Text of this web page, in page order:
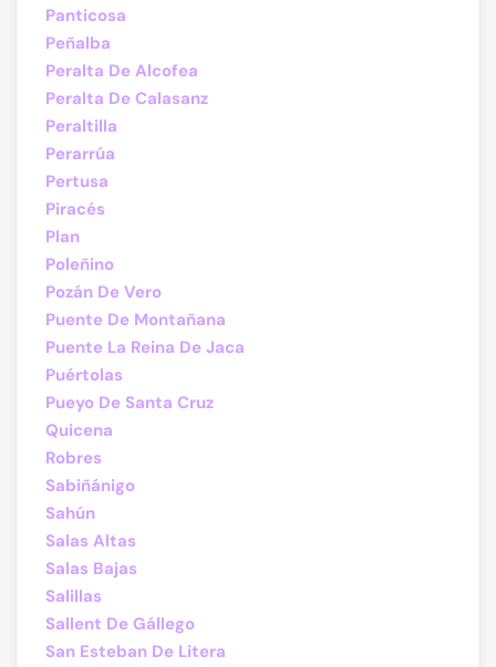
Panticosa
Peñalba
Peralta De Alcofea
Peralta De Calasanz
Peraltilla
Perarrúa
Pertusa
Piracés
Plan
Poleñino
Pozán De Vero
Puente De Montañana
Puente La Reina De Jaca
Puértolas
Pueyo De Santa Cruz
Quicena
Robres
Sabiñánigo
Sahún
Salas Altas
Salas Bajas
Salillas
Sallent De Gállego
San Esteban De Litera